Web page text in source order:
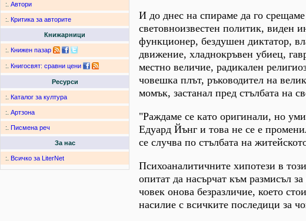
:. Автори
:. Критика за авторите
Книжарници
:. Книжен пазар
:. Книгосвят: сравни цени
Ресурси
:. Каталог за култура
:. Артзона
:. Писмена реч
За нас
:. Всичко за LiterNet
И до днес на спираме да го
световноизвестен политик, виден
функционер, бездушен диктатор,
движение, хладнокръвен убиец,
местно величие, радикален
човешка плът, ръководител на
момък, застанал пред стълбата на
"Раждаме се като оригинали, но
Едуард Йънг и това не се е
се случва по стълбата на
Психоаналитичните хипотези в
опитат да насърчат към размисъл
човек онова безразличие, което
насилие с всичките последици за